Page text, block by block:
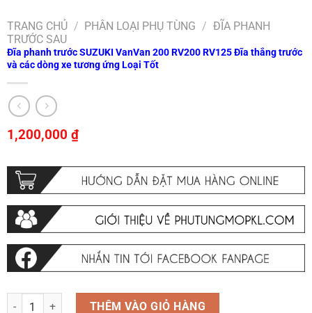
TRANG CHỦ / PHÂN LOẠI PHỤ TÙNG / ĐĨA PHANH
TRƯỚC SAU
Đĩa phanh trước SUZUKI VanVan 200 RV200 RV125 Đĩa thắng trước
và các dòng xe tương ứng Loại Tốt
1,200,000 ₫
Đĩa phanh trước SUZUKI VanVan 200 RV200 RV125 Đĩa thắng trước
THÊM VÀO GIỎ HÀNG